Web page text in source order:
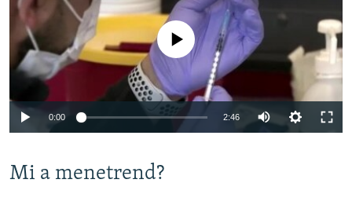
Jelenleg nincs elérhető tartalom
0:00 2:46
Mi a menetrend?